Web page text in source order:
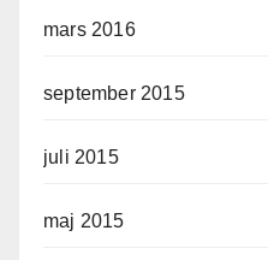
mars 2016
september 2015
juli 2015
maj 2015